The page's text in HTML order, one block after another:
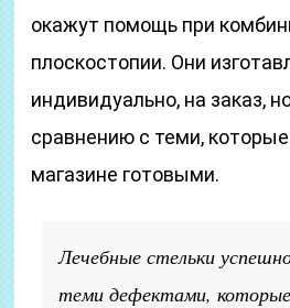
окажут помощь при
плоскостопии. Они
индивидуально, на заказ,
сравнению с теми,
магазине готовыми.
Лечебные стельки
теми дефектами,